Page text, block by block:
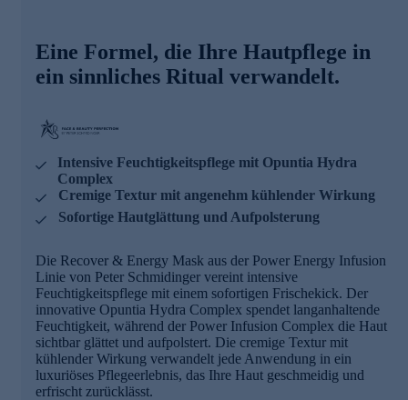
Eine Formel, die Ihre Hautpflege in
ein sinnliches Ritual verwandelt.
Intensive Feuchtigkeitspflege mit Opuntia Hydra
Complex
Cremige Textur mit angenehm kühlender Wirkung
Sofortige Hautglättung und Aufpolsterung
Die Recover & Energy Mask aus der Power Energy Infusion
Linie von Peter Schmidinger vereint intensive
Feuchtigkeitspflege mit einem sofortigen Frischekick. Der
innovative Opuntia Hydra Complex spendet langanhaltende
Feuchtigkeit, während der Power Infusion Complex die Haut
sichtbar glättet und aufpolstert. Die cremige Textur mit
kühlender Wirkung verwandelt jede Anwendung in ein
luxuriöses Pflegeerlebnis, das Ihre Haut geschmeidig und
erfrischt zurücklässt.